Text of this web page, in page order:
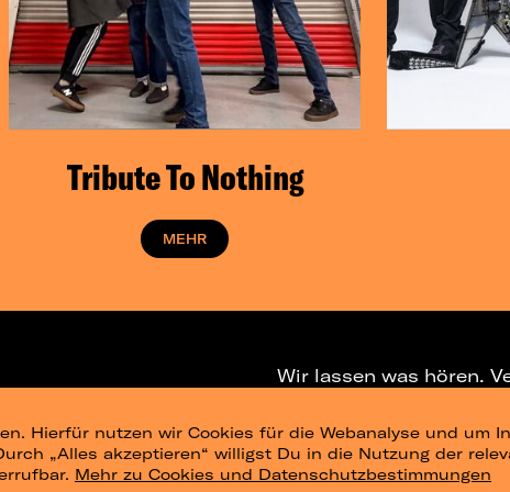
Tribute To Nothing
MEHR
Hierfür nutzen wir Cookies für die Webanalyse und um
„Alles akzeptieren“ willigst Du in die Nutzung der
Mehr zu Cookies und Datenschutzbestimmungen
Wir lassen was hören.
NEWSLETTER